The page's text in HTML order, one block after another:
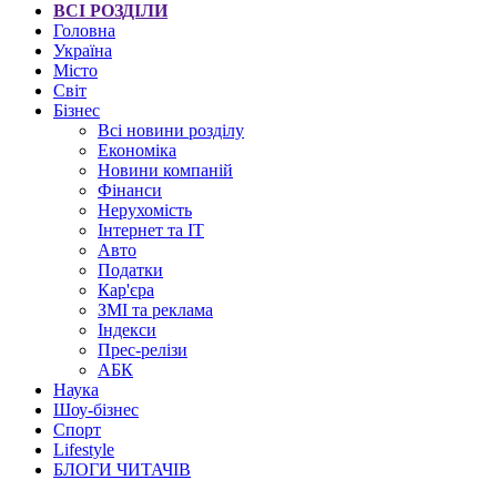
ВСІ РОЗДІЛИ
Головна
Україна
Місто
Світ
Бізнес
Всі новини розділу
Економіка
Новини компаній
Фінанси
Нерухомість
Інтернет та IT
Авто
Податки
Кар'єра
ЗМІ та реклама
Індекси
Прес-релізи
АБК
Наука
Шоу-бізнес
Спорт
Lifestyle
БЛОГИ ЧИТАЧІВ